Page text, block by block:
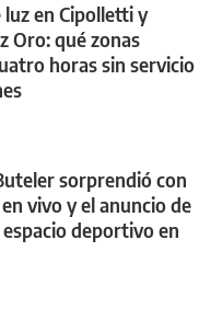
luz en Cipolletti y
Oro: qué zonas
horas sin servicio
sorprendió con
vivo y el anuncio de
deportivo en